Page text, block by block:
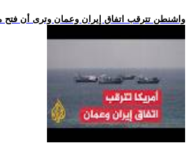
.. واشنطن تترقب اتفاق إيران وعمان وترى أن